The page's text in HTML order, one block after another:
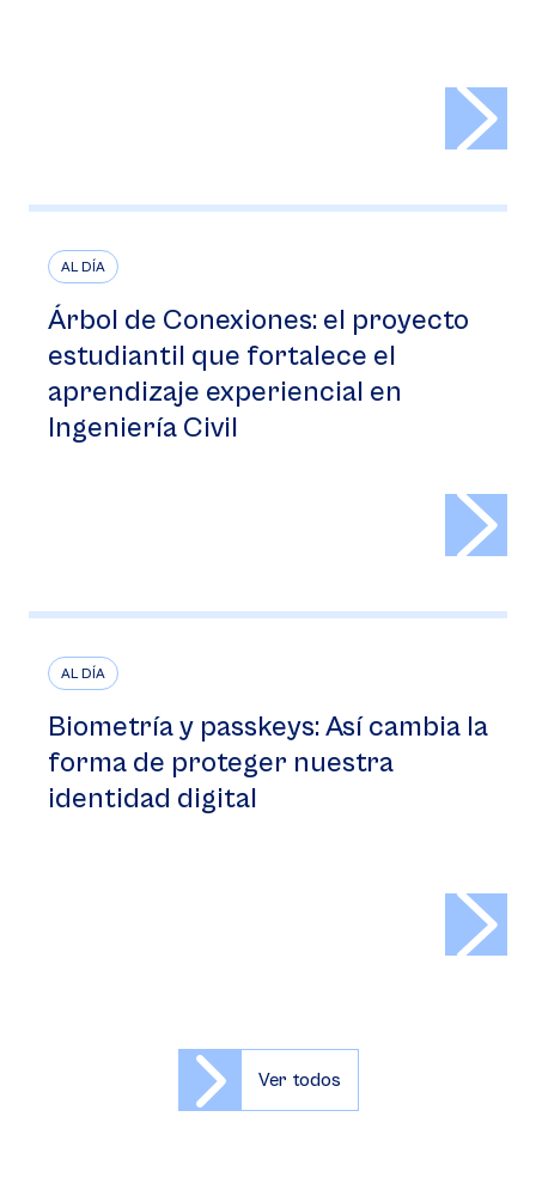
AL DÍA
Árbol de Conexiones: el proyecto
estudiantil que fortalece el
aprendizaje experiencial en
Ingeniería Civil
AL DÍA
Biometría y passkeys: Así cambia la
forma de proteger nuestra
identidad digital
Ver todos